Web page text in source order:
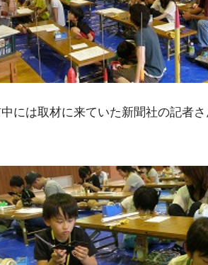
には取材に来ていた新聞社の記者